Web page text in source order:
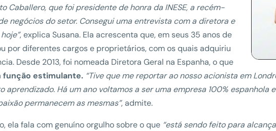
Caballero, que foi presidente de honra da INESE, a recém-
negócios do setor. Consegui uma entrevista com a diretora e
, explica Susana. Ela acrescenta que, em seus 35 anos de
por diferentes cargos e proprietários, com os quais adquiriu
Desde 2013, foi nomeada Diretora Geral na Espanha, o que
função estimulante. “Tive que me reportar ao nosso acionista em
aprendizado. Há um ano voltamos a ser uma empresa 100% espanhola
permanecem as mesmas”, admite.
ela fala com genuíno orgulho sobre o que “está sendo feito para